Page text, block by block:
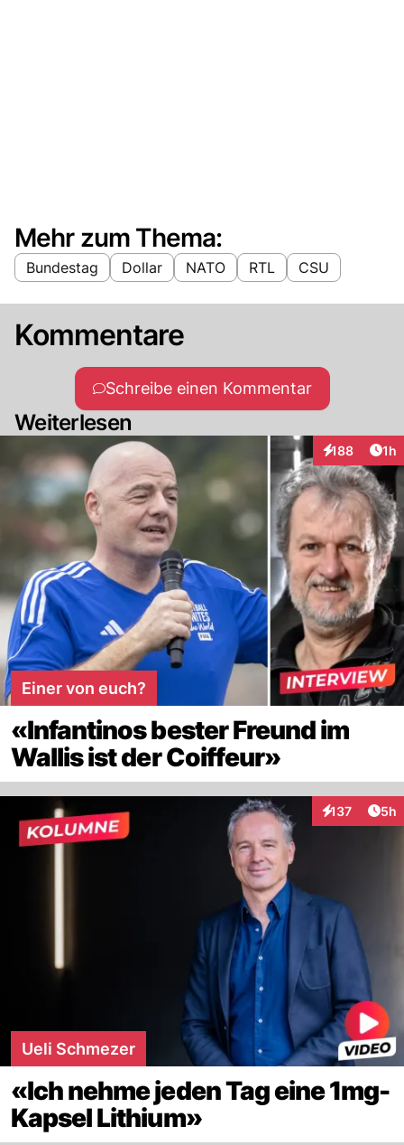
Mehr zum Thema:
Bundestag Dollar NATO RTL CSU
Kommentare
Schreibe einen Kommentar
Weiterlesen
188
Interaktionen
1h
Einer von euch?
«Infantinos bester Freund im
Wallis ist der Coiffeur»
137
Interaktionen
5h
Ueli Schmezer
«Ich nehme jeden Tag eine 1mg-
Kapsel Lithium»